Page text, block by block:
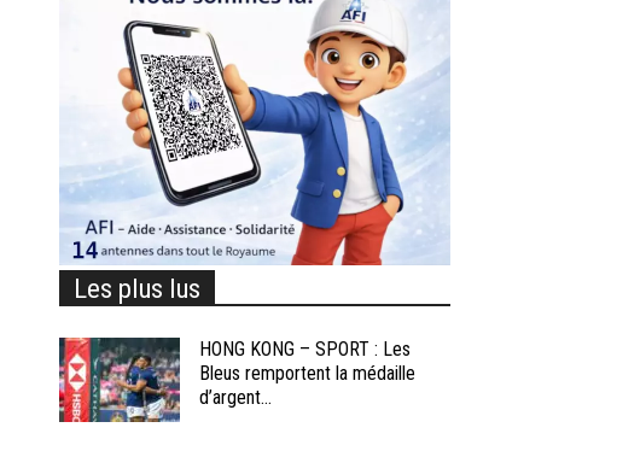
Les plus lus
HONG KONG – SPORT : Les
Bleus remportent la médaille
d’argent...